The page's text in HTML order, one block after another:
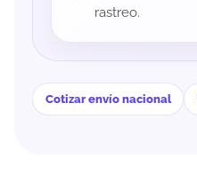
rastreo.
Cotizar envío nacional